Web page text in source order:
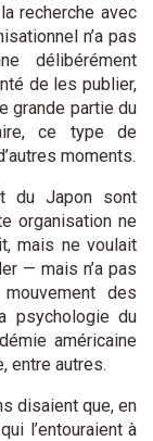
recherche avec
n’a pas
délibérément
de les publier,
grande partie du
ce type de
moments.
du Japon sont
organisation ne
mais ne voulait
— mais n’a pas
des
psychologie du
américaine
entre autres.
disaient que, en
l’entouraient à